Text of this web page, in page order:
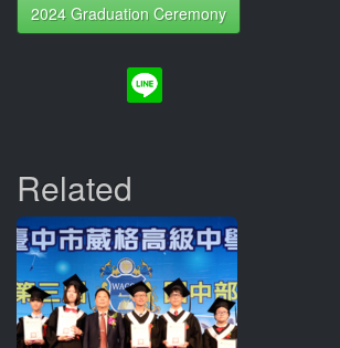
2024 Graduation Ceremony
Related